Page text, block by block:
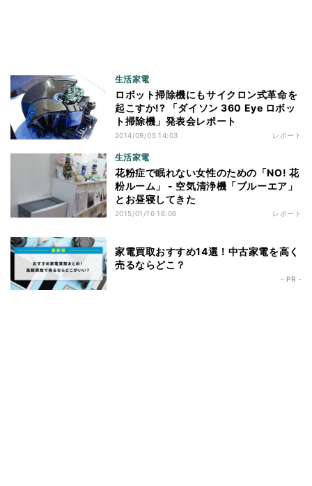
生活家電
ロボット掃除機にもサイクロン式革命を
起こすか!? 「ダイソン 360 Eye ロボッ
ト掃除機」発表会レポート
2014/09/05 14:03 レポート
生活家電
花粉症で眠れない女性のための「NO! 花
粉ルーム」 - 空気清浄機「ブルーエア」
とお昼寝してきた
2015/01/16 16:06 レポート
家電買取おすすめ14選！中古家電を高く
売るならどこ？
- PR -